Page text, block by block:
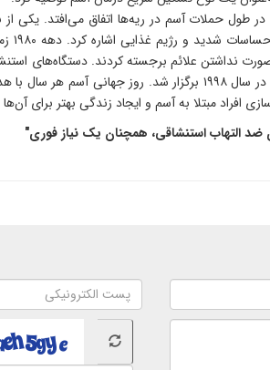
سال ۱۹۹۳ تأسیس و اولین روز جهانی آسم که توسط جینا سازماندهی
افراد مبتلا به آسم و ایجاد زندگی بهتر برای
التهاب استنشاقی، همچنان یک نیاز فوری"